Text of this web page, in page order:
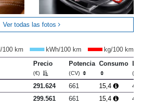
Ver todas las fotos
l/100 km kWh/100 km
kg/100 km
Precio
(€)
Potencia
(CV)
Consumo
291.624 661 15,4
299.561 661 15,4